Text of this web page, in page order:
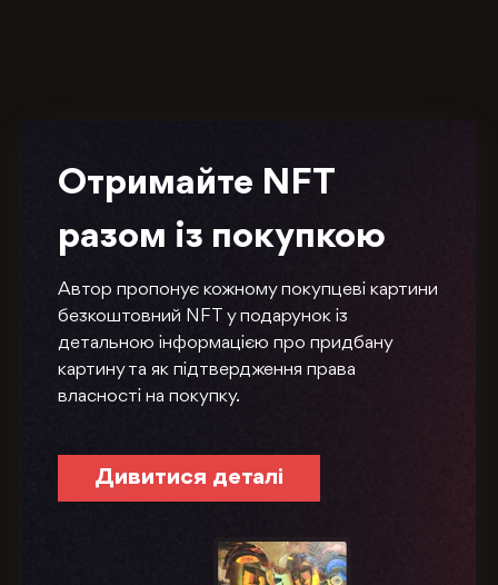
Отримайте NFT
разом із покупкою
Автор пропонує кожному покупцеві картини
безкоштовний NFT у подарунок із
детальною інформацією про придбану
картину та як підтвердження права
власності на покупку.
Дивитися деталі